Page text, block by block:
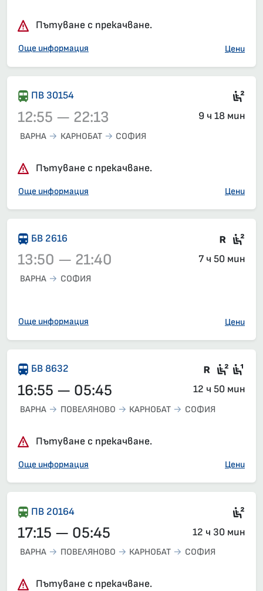
Пътуване с прекачване.
Още информация Цени
ПВ 30154
12:55 — 22:13 9 ч 18 мин
ВАРНА КАРНОБАТ СОФИЯ
Пътуване с прекачване.
Още информация Цени
Влак 2616, 13:50 – 21:40, вече е заминал
БВ 2616 Влак
13:50 — 21:40 7 ч 50 мин
ВАРНА СОФИЯ
Още информация Цени
БВ 8632 Във
16:55 — 05:45 12 ч 50 мин
ВАРНА ПОВЕЛЯНОВО КАРНОБАТ СОФИЯ
Пътуване с прекачване.
Още информация Цени
ПВ 20164
17:15 — 05:45 12 ч 30 мин
ВАРНА ПОВЕЛЯНОВО КАРНОБАТ СОФИЯ
Пътуване с прекачване.